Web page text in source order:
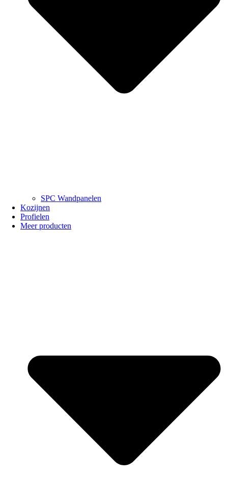
SPC Wandpanelen
Kozijnen
Profielen
Meer producten